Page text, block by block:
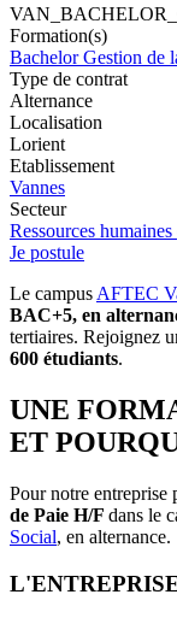
Formation(s)
Bachelor Gestion de
Type de contrat
Alternance
Localisation
Lorient
Etablissement
Vannes
Secteur
Ressources
Je postule
Le campusAFTEC
BAC+5, en
tertiaires. Rejoignez
600 étudiants.
UNE
ET
Pour notre entreprise
de Paie H/F dans le
Social, en alternance.